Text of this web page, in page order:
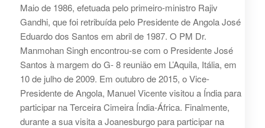
Maio de 1986, efetuada pelo primeiro-ministro Rajiv
Gandhi, que foi retribuída pelo Presidente de Angola José
Eduardo dos Santos em abril de 1987. O PM Dr.
Manmohan Singh encontrou-se com o Presidente José
Santos à margem do G- 8 reunião em L’Aquila, Itália, em
10 de julho de 2009. Em outubro de 2015, o Vice-
Presidente de Angola, Manuel Vicente visitou a Índia para
participar na Terceira Cimeira Índia-África. Finalmente,
durante a sua visita a Joanesburgo para participar na